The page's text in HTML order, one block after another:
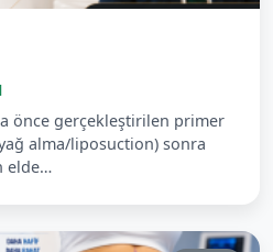
önce gerçekleştirilen primer
alma/liposuction) sonra
elde…